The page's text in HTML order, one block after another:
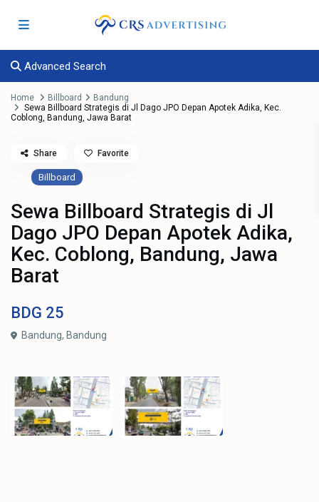
Advanced Search
Home Billboard
Bandung
Sewa Billboard Strategis di Jl Dago JPO Depan Apotek Adika, Kec.
Coblong, Bandung, Jawa Barat
Billboard
Sewa Billboard Strategis di Jl
Dago JPO Depan Apotek Adika,
Kec. Coblong, Bandung, Jawa
Barat
BDG 25
Bandung, Bandung
Share Favorite